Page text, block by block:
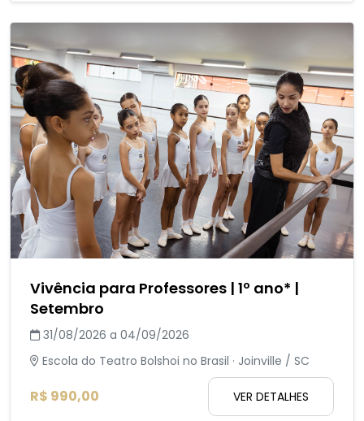
Vivência para Professores | 1º ano* |
Setembro
31/08/2026 a 04/09/2026
Escola do Teatro Bolshoi no Brasil · Joinville / SC
R$ 990,00 VER DETALHES